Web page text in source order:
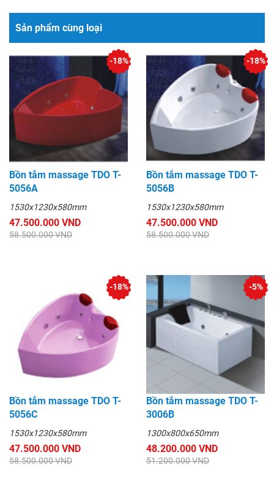
Sản phẩm cùng loại
Bồn tắm massage TDO T-
5056A
1530x1230x580mm
47.500.000 VND
58.500.000 VND
-18%
Bồn tắm massage TDO T-
5056B
1530x1230x580mm
47.500.000 VND
58.500.000 VND
-18%
Bồn tắm massage TDO T-
5056C
1530x1230x580mm
47.500.000 VND
58.500.000 VND
-18%
Bồn tắm massage TDO T-
3006B
1300x800x650mm
48.200.000 VND
51.200.000 VND
-5%